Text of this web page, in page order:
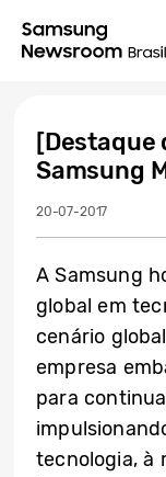
[Destaque
Samsung
20-07-2017
A Samsung
global em
cenário
empresa
para
tecnologia, à